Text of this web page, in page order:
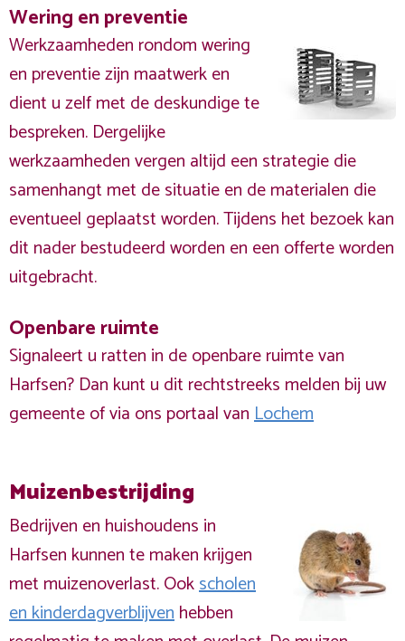
Wering en preventie
Werkzaamheden rondom wering
en preventie zijn maatwerk en
dient u zelf met de deskundige te
bespreken. Dergelijke
werkzaamheden vergen altijd een strategie die
samenhangt met de situatie en de materialen die
eventueel geplaatst worden. Tijdens het bezoek kan
dit nader bestudeerd worden en een offerte worden
uitgebracht.
Openbare ruimte
Signaleert u ratten in de openbare ruimte van
Harfsen? Dan kunt u dit rechtstreeks melden bij uw
gemeente of via ons portaal vanLochem
Muizenbestrijding
Bedrijven en huishoudens in
Harfsen kunnen te maken krijgen
met muizenoverlast. Ookscholen
en kinderdagverblijvenhebben